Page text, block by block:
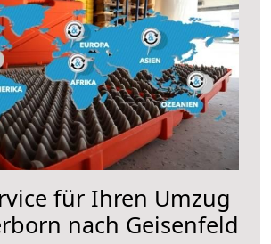
für Ihren Umzug
nach Geisenfeld